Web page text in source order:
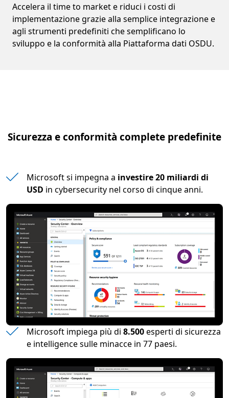
Accelera il time to market e riduci i costi di
implementazione grazie alla semplice integrazione e
agli strumenti predefiniti che semplificano lo
sviluppo e la conformità alla Piattaforma dati OSDU.
Sicurezza e conformità complete predefinite
Microsoft si impegna a investire 20 miliardi di
USD in cybersecurity nel corso di cinque anni.
Microsoft impiega più di 8.500esperti di sicurezza
e intelligence sulle minacce in 77 paesi.